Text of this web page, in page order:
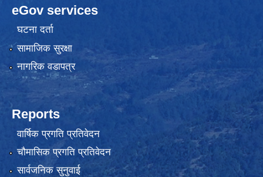
eGov services
घटना दर्ता
सामाजिक सुरक्षा
नागरिक वडापत्र
Reports
वार्षिक प्रगति प्रतिवेदन
चौमासिक प्रगति प्रतिवेदन
सार्वजनिक सुनुवाई